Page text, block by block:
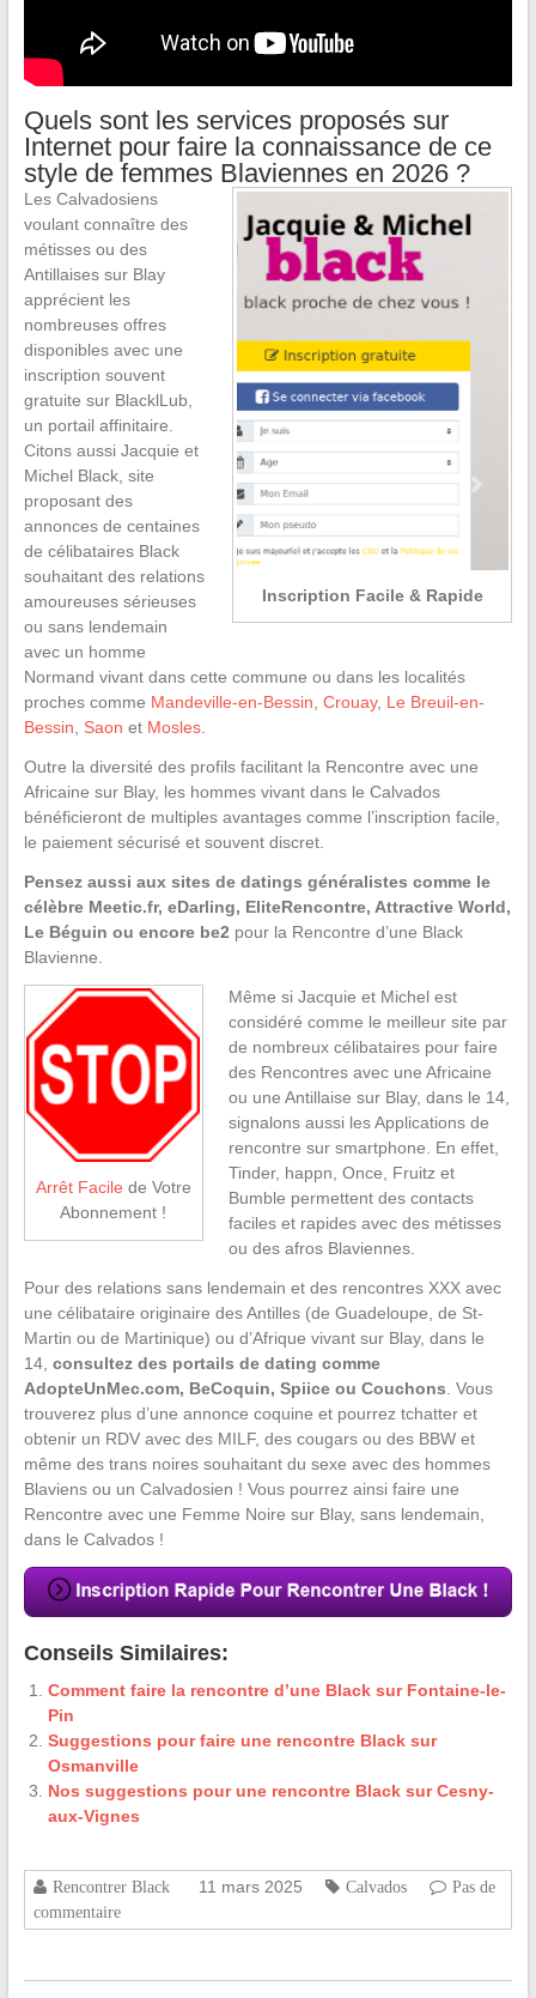
Quels sont les services proposés sur
Internet pour faire la connaissance de ce
style de femmes Blaviennes en 2026 ?
Inscription Facile & Rapide
Les Calvadosiens
voulant connaître des
métisses ou des
Antillaises sur Blay
apprécient les
nombreuses offres
disponibles avec une
inscription souvent
gratuite sur BlacklLub,
un portail affinitaire.
Citons aussi Jacquie et
Michel Black, site
proposant des
annonces de centaines
de célibataires Black
souhaitant des relations
amoureuses sérieuses
ou sans lendemain
avec un homme
Normand vivant dans cette commune ou dans les localités
proches comme Mandeville-en-Bessin, Crouay, Le Breuil-en-
Bessin, Saon et Mosles.
Outre la diversité des profils facilitant la Rencontre avec une
Africaine sur Blay, les hommes vivant dans le Calvados
bénéficieront de multiples avantages comme l’inscription facile,
le paiement sécurisé et souvent discret.
Pensez aussi aux sites de datings généralistes comme le
célèbre Meetic.fr, eDarling, EliteRencontre, Attractive World,
Le Béguin ou encore be2pour la Rencontre d’une Black
Blavienne.
Arrêt Facile de Votre
Abonnement !
Même si Jacquie et Michel est
considéré comme le meilleur site par
de nombreux célibataires pour faire
des Rencontres avec une Africaine
ou une Antillaise sur Blay, dans le 14,
signalons aussi les Applications de
rencontre sur smartphone. En effet,
Tinder, happn, Once, Fruitz et
Bumble permettent des contacts
faciles et rapides avec des métisses
ou des afros Blaviennes.
Pour des relations sans lendemain et des rencontres XXX avec
une célibataire originaire des Antilles (de Guadeloupe, de St-
Martin ou de Martinique) ou d’Afrique vivant sur Blay, dans le
14, consultez des portails de dating comme
AdopteUnMec.com, BeCoquin, Spiice ou Couchons. Vous
trouverez plus d’une annonce coquine et pourrez tchatter et
obtenir un RDV avec des MILF, des cougars ou des BBW et
même des trans noires souhaitant du sexe avec des hommes
Blaviens ou un Calvadosien ! Vous pourrez ainsi faire une
Rencontre avec une Femme Noire sur Blay, sans lendemain,
dans le Calvados !
Conseils Similaires:
Comment faire la rencontre d’une Black sur Fontaine-le-
Pin
Suggestions pour faire une rencontre Black sur
Osmanville
Nos suggestions pour une rencontre Black sur Cesny-
aux-Vignes
Rencontrer Black 11 mars 2025 Calvados
Pas de
commentaire